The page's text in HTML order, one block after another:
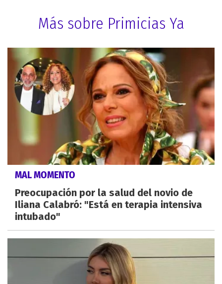
Más sobre Primicias Ya
MAL MOMENTO
Preocupación por la salud del novio de
Iliana Calabró: "Está en terapia intensiva
intubado"